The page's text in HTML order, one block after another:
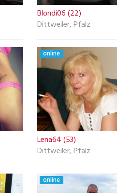
Blondi06 (22)
Dittweiler, Pfalz
online
Lena64 (53)
Dittweiler, Pfalz
online